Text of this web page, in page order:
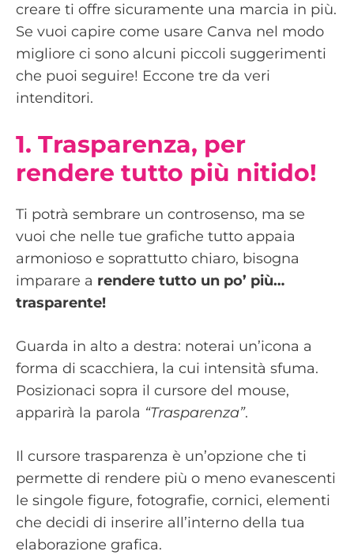
creare ti offre sicuramente una marcia in più.
Se vuoi capire come usare Canva nel modo
migliore ci sono alcuni piccoli suggerimenti
che puoi seguire! Eccone tre da veri
intenditori.
1. Trasparenza, per
rendere tutto più nitido!
Ti potrà sembrare un controsenso, ma se
vuoi che nelle tue grafiche tutto appaia
armonioso e soprattutto chiaro, bisogna
imparare a rendere tutto un po’ più…
trasparente!
Guarda in alto a destra: noterai un’icona a
forma di scacchiera, la cui intensità sfuma.
Posizionaci sopra il cursore del mouse,
apparirà la parola “Trasparenza”.
Il cursore trasparenza è un’opzione che ti
permette di rendere più o meno evanescenti
le singole figure, fotografie, cornici, elementi
che decidi di inserire all’interno della tua
elaborazione grafica.